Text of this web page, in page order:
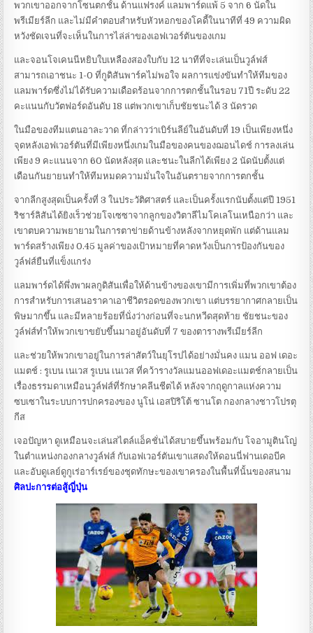
พวกเขาออกจากโซนตกชั้น ด้านแฟรงค์ แลมพาร์ดแพ้ 5 จาก 6 นัดใน
พรีเมียร์ลีก และไม่มีคําตอบสําหรับหัวหอกของโคดี้ในนาทีที่ 49 ความผิด
หวังชัดเจนที่จะเห็นในการไล่ล่าของเอฟเวอร์ตันของเกม
และจอนโจเคนนีหยิบใบเหลืองสองใบกับ 12 นาทีที่จะเล่นเป็นวูล์ฟส์
สามารถเอาชนะ 1-0 ที่กูดิสันพาร์คไม่พอใจ ผลการแข่งขันทําให้ทีมของ
แลมพาร์ดซึ่งไม่ได้รับความเดือดร้อนจากการตกชั้นในรอบ 71ปี ระดับ 22
คะแนนกับวัตฟอร์ดอันดับ 18 แต่พวกเขาเก็บชัยชนะได้ 3 นัดรวด
ในมือของทีมแตนอาละวาด ที่กล่าวว่าเบิร์นลีย์ในอันดับที่ 19 เป็นเพียงหนึ่ง
จุดหลังเอฟเวอร์ตันที่มีเพียงหนึ่งเกมในมือของคนของฌอนไดช์ การลงเล่น
เพียง 9 คะแนนจาก 60 นัดหลังสุด และชนะในลีกได้เพียง 2 นัดนับตั้งแต่
เดือนกันยายนทําให้ทีมหมดความมั่นใจในอันตรายจากการตกชั้น
จากลีกสูงสุดเป็นครั้งที่ 3 ในประวัติศาสตร์ และเป็นครั้งแรกนับตั้งแต่ปี 1951
ริชาร์ลิสันได้ยิงเร็วช่วยโจเซซาจากลูกของวิตาลีไมโคเลโนเหนือกว่า และ
เขาตบความพยายามในการตาข่ายด้านข้างหลังจากหยุดพัก แต่ด้านแลม
พาร์ดสร้างเพียง 0.45 มูลค่าของเป้าหมายที่คาดหวังเป็นการป้องกันของ
วูล์ฟส์ยืนที่แข็งแกร่ง
แลมพาร์ดได้พึ่งพาผลกูดิสันเพื่อให้ด้านข้างของเขามีการเพิ่มที่พวกเขาต้อง
การสําหรับการเสนอราคาเอาชีวิตรอดของพวกเขา แต่บรรยากาศกลายเป็น
พิษมากขึ้น และมีหลายร้อยที่นั่งว่างก่อนที่จะนกหวีดสุดท้าย ชัยชนะของ
วูล์ฟส์ทําให้พวกเขาขยับขึ้นมาอยู่อันดับที่ 7 ของตารางพรีเมียร์ลีก
และช่วยให้พวกเขาอยู่ในการล่าสัตว์ในยุโรปได้อย่างมั่นคง แมน ออฟ เดอะ
แมตช์ : รูเบน เนเวส รูเบน เนเวส ที่คว้ารางวัลแมนออฟเดอะแมตช์กลายเป็น
เรื่องธรรมดาเหมือนวูล์ฟส์ที่รักษาคลีนชีตได้ หลังจากฤดูกาลแห่งความ
ซบเซาในระบบการปกครองของ นูโน่ เอสปิริโต้ ซานโต กองกลางชาวโปรตุ
กีส
เจอปัญหา ดูเหมือนจะเล่นสไตล์แอ็คชั่นได้สบายขึ้นพร้อมกับ โจอามูตินโญ่
ในตําแหน่งกองกลางวูล์ฟส์ กับเอฟเวอร์ตันเขาแสดงให้ดอนนี่ฟานเดอบีค
และอับดูเลย์ดูกูเร่อาร์เรย์ของชุดทักษะของเขาครองในพื้นที่นั้นของสนาม
ศิลปะการต่อสู้ญี่ปุ่น